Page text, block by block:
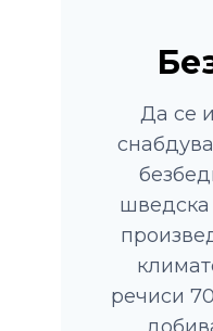
Да се
шведска
речиси